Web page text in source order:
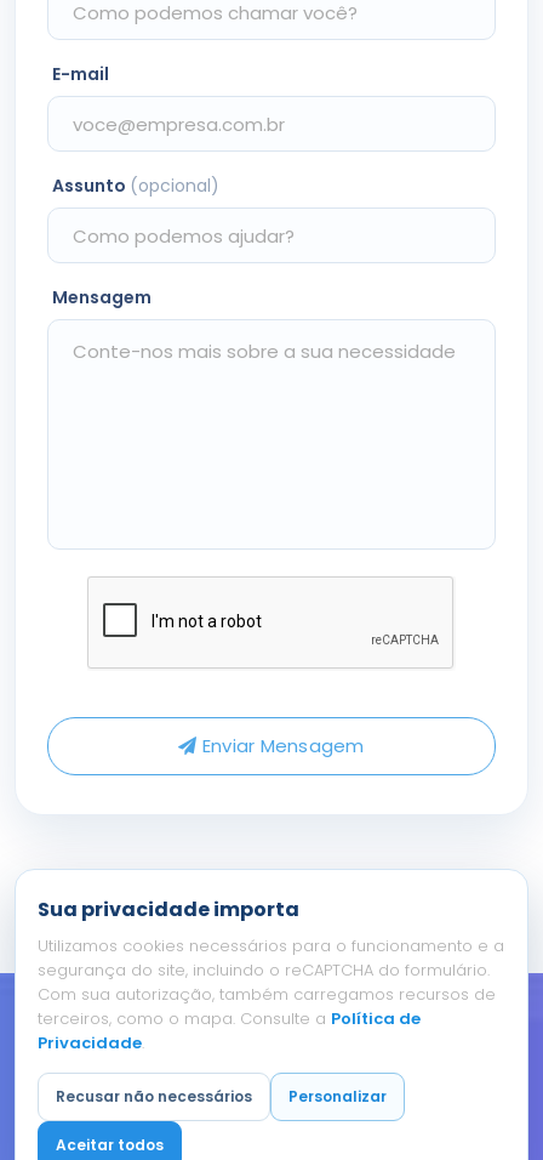
E-mail
Assunto (opcional)
Mensagem
Enviar Mensagem
Copyright © 2023 DBSeller Serviços de Informática Ltda.
Sua privacidade importa
Utilizamos cookies necessários para o funcionamento e a
segurança do site, incluindo o reCAPTCHA do formulário.
Com sua autorização, também carregamos recursos de
terceiros, como o mapa. Consulte a Política de
Privacidade.
Recusar não necessários Personalizar
Aceitar todos